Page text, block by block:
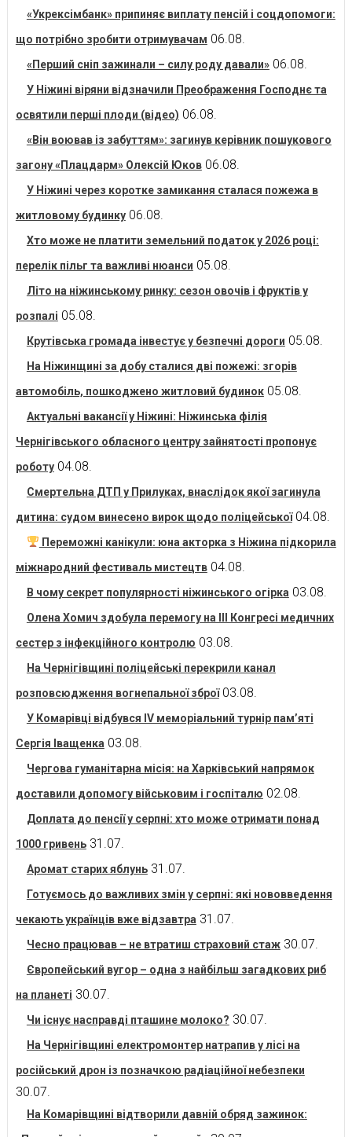
«Укрексімбанк» припиняє виплату пенсій і соцдопомоги:
що потрібно зробити отримувачам 06.08.
«Перший сніп зажинали – силу роду давали» 06.08.
У Ніжині віряни відзначили Преображення Господнє та
освятили перші плоди (відео) 06.08.
«Він воював із забуттям»: загинув керівник пошукового
загону «Плацдарм» Олексій Юков 06.08.
У Ніжині через коротке замикання сталася пожежа в
житловому будинку 06.08.
Хто може не платити земельний податок у 2026 році:
перелік пільг та важливі нюанси 05.08.
Літо на ніжинському ринку: сезон овочів і фруктів у
розпалі 05.08.
Крутівська громада інвестує у безпечні дороги 05.08.
На Ніжинщині за добу сталися дві пожежі: згорів
автомобіль, пошкоджено житловий будинок 05.08.
Актуальні вакансії у Ніжині: Ніжинська філія
Чернігівського обласного центру зайнятості пропонує
роботу 04.08.
Смертельна ДТП у Прилуках, внаслідок якої загинула
дитина: судом винесено вирок щодо поліцейської 04.08.
Переможні канікули: юна акторка з Ніжина підкорила
міжнародний фестиваль мистецтв 04.08.
В чому секрет популярності ніжинського огірка 03.08.
Олена Хомич здобула перемогу на ІІІ Конгресі медичних
сестер з інфекційного контролю 03.08.
На Чернігівщині поліцейські перекрили канал
розповсюдження вогнепальної зброї 03.08.
У Комарівці відбувся IV меморіальний турнір пам’яті
Сергія Іващенка 03.08.
Чергова гуманітарна місія: на Харківський напрямок
доставили допомогу військовим і госпіталю 02.08.
Доплата до пенсії у серпні: хто може отримати понад
1000 гривень 31.07.
Аромат старих яблунь 31.07.
Готуємось до важливих змін у серпні: які нововведення
чекають українців вже відзавтра 31.07.
Чесно працював – не втратиш страховий стаж 30.07.
Європейський вугор – одна з найбільш загадкових риб
на планеті 30.07.
Чи існує насправді пташине молоко? 30.07.
На Чернігівщині електромонтер натрапив у лісі на
російський дрон із позначкою радіаційної небезпеки
30.07.
На Комарівщині відтворили давній обряд зажинок: